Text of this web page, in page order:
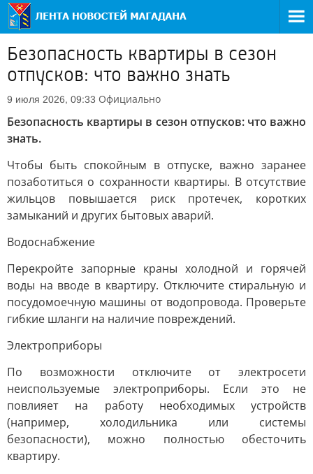
Безопасность квартиры в сезон
отпусков: что важно знать
9 июля 2026, 09:33 Официально
Безопасность квартиры в сезон отпусков: что важно
знать.
Чтобы быть спокойным в отпуске, важно заранее
позаботиться о сохранности квартиры. В отсутствие
жильцов повышается риск протечек, коротких
замыканий и других бытовых аварий.
Водоснабжение
Перекройте запорные краны холодной и горячей
воды на вводе в квартиру. Отключите стиральную и
посудомоечную машины от водопровода. Проверьте
гибкие шланги на наличие повреждений.
Электроприборы
По возможности отключите от электросети
неиспользуемые электроприборы. Если это не
повлияет на работу необходимых устройств
(например, холодильника или системы
безопасности), можно полностью обесточить
квартиру.